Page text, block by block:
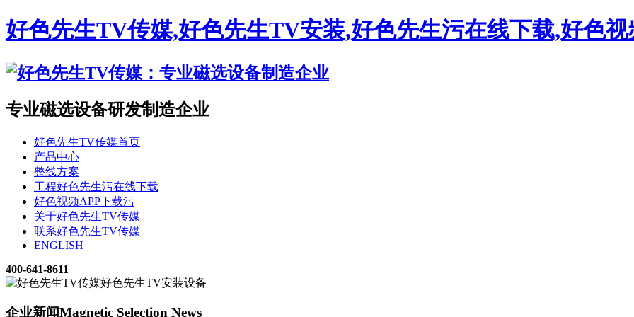
好色先生TV传媒,好色先生TV安装,好色先生污在线下载,好色
专业磁选设备研发制造企业
好色先生TV传媒首页
产品中心
整线方案
工程好色先生污在线下载
好色视频APP下载污
关于好色先生TV传媒
联系好色先生TV传媒
ENGLISH
400-641-8611
企业新闻Magnetic Selection News